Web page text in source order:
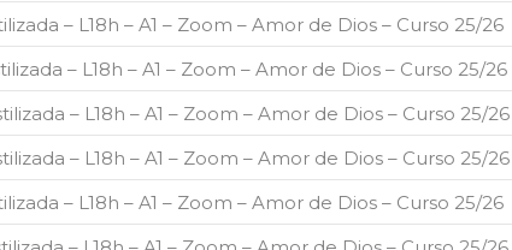
– L18h – A1 – Zoom – Amor de Dios – Curso 25/26
– L18h – A1 – Zoom – Amor de Dios – Curso 25/26
– L18h – A1 – Zoom – Amor de Dios – Curso 25/26
– L18h – A1 – Zoom – Amor de Dios – Curso 25/26
– L18h – A1 – Zoom – Amor de Dios – Curso 25/26